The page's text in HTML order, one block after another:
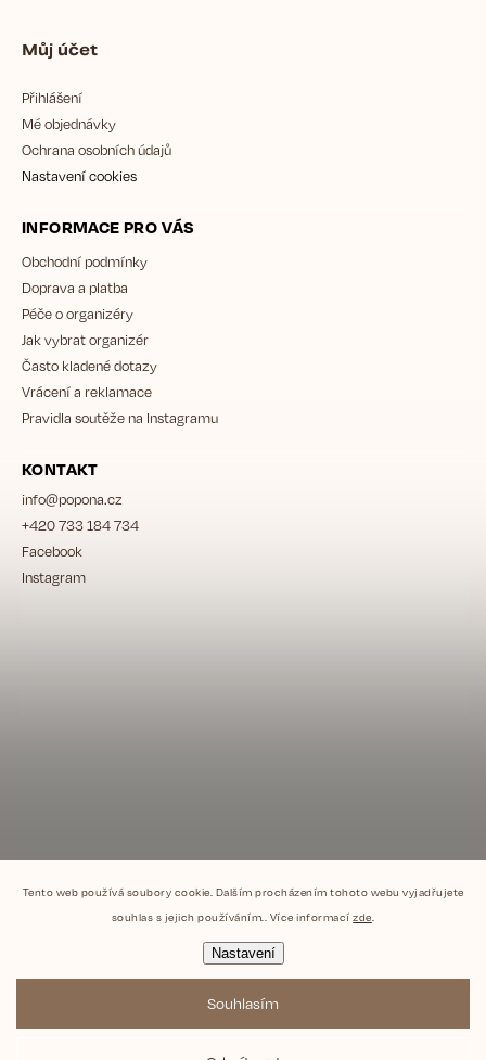
Tento web používá soubory cookie. Dalším procházením tohoto webu vyjadřujete
souhlas s jejich používáním.. Více informacízde
Nastavení
Souhlasím
Můj účet
Přihlášení
Mé objednávky
Ochrana osobních údajů
Nastavení cookies
INFORMACE PRO VÁS
Obchodní podmínky
Doprava a platba
Péče o organizéry
Jak vybrat organizér
Často kladené dotazy
Vrácení a reklamace
Pravidla soutěže na Instagramu
KONTAKT
info@popona.cz
+420 733 184 734
Facebook
Instagram